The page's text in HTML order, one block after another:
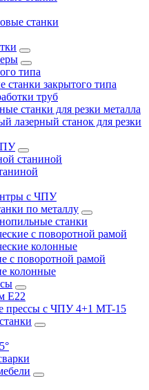
станки
типа
закрытого типа
труб
станки для резки металла
лазерный станок для резки
станиной
с ЧПУ
по металлу
станки
с поворотной рамой
колонные
с поворотной рамой
колонные
E22
прессы с ЧПУ 4+1 MT-15